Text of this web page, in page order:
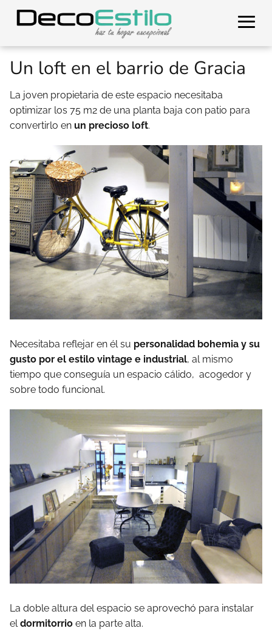
Un loft en el barrio de Gracia
La joven propietaria de este espacio necesitaba
optimizar los 75 m2 de una planta baja con patio para
convertirlo en un precioso loft.
Necesitaba reflejar en él su personalidad bohemia y su
gusto por el estilo vintage e industrial, al mismo
tiempo que conseguía un espacio cálido, acogedor y
sobre todo funcional.
La doble altura del espacio se aprovechó para instalar
el dormitorrio en la parte alta.